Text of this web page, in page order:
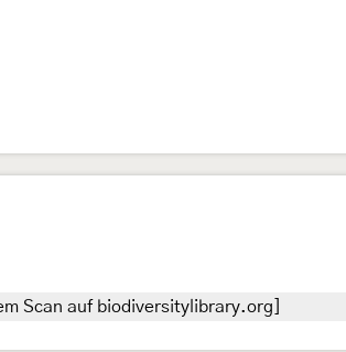
Scan auf biodiversitylibrary.org]